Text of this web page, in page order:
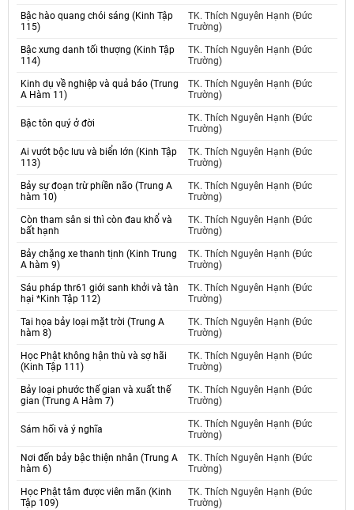
Bậc hào quang chói sáng (Kinh Tập
115)
TK. Thích Nguyên Hạnh (Đức
Trường)
Bậc xưng danh tối thượng (Kinh Tập
114)
TK. Thích Nguyên Hạnh (Đức
Trường)
Kinh dụ về nghiệp và quả báo (Trung
A Hàm 11)
TK. Thích Nguyên Hạnh (Đức
Trường)
Bậc tôn quý ở đời
TK. Thích Nguyên Hạnh (Đức
Trường)
Ai vướt bộc lưu và biển lớn (Kinh Tập
113)
TK. Thích Nguyên Hạnh (Đức
Trường)
Bảy sự đoạn trừ phiền não (Trung A
hàm 10)
TK. Thích Nguyên Hạnh (Đức
Trường)
Còn tham sân si thì còn đau khổ và
bất hạnh
TK. Thích Nguyên Hạnh (Đức
Trường)
Bảy chặng xe thanh tịnh (Kinh Trung
A hàm 9)
TK. Thích Nguyên Hạnh (Đức
Trường)
Sáu pháp thr61 giới sanh khởi và tàn
hại *Kinh Tập 112)
TK. Thích Nguyên Hạnh (Đức
Trường)
Tai họa bảy loại mặt trời (Trung A
hàm 8)
TK. Thích Nguyên Hạnh (Đức
Trường)
Học Phật không hận thù và sợ hãi
(Kinh Tập 111)
TK. Thích Nguyên Hạnh (Đức
Trường)
Bảy loại phước thế gian và xuất thế
gian (Trung A Hàm 7)
TK. Thích Nguyên Hạnh (Đức
Trường)
Sám hối và ý nghĩa
TK. Thích Nguyên Hạnh (Đức
Trường)
Nơi đến bảy bậc thiện nhân (Trung A
hàm 6)
TK. Thích Nguyên Hạnh (Đức
Trường)
Học Phật tâm được viên mãn (Kinh
Tập 109)
TK. Thích Nguyên Hạnh (Đức
Trường)